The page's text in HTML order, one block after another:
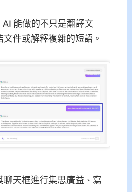
AI 能做的不只是翻譯文
件或解釋複雜的短語。
聊天框進行集思廣益、寫